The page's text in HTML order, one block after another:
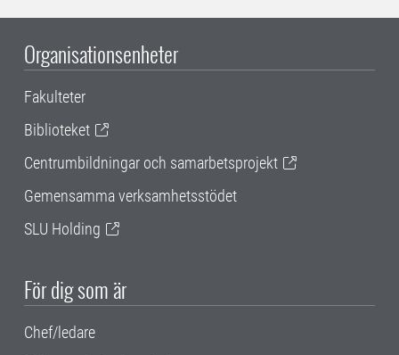
Organisationsenheter
Fakulteter
Biblioteket
Centrumbildningar och samarbetsprojekt
Gemensamma verksamhetsstödet
SLU Holding
För dig som är
Chef/ledare